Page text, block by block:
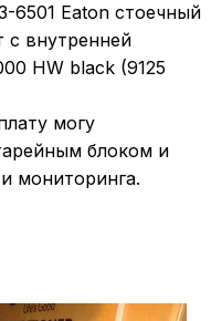
6501 Eaton стоечный
с внутренней
HW black (9125
могу
блоком и
мониторинга.